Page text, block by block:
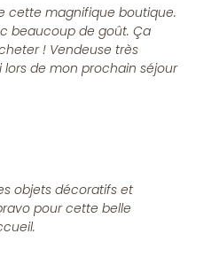
cette magnifique boutique.
beaucoup de goût. Ça
! Vendeuse très
lors de mon prochain séjour
objets décoratifs et
pour cette belle